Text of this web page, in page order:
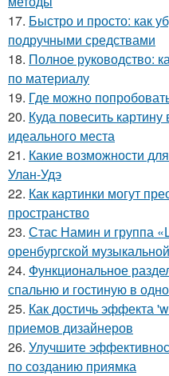
17. Быстро и просто: как
подручными средствами
18. Полное руководство:
по материалу
19. Где можно
20. Куда повесить
идеального места
21. Какие возможности
Улан-Удэ
22. Как картинки могут
пространство
23. Стас Намин и группа
оренбургской
24. Функциональное
спальню и гостиную в
25. Как достичь эффекта
приемов дизайнеров
26. Улучшите
по созданию приямка